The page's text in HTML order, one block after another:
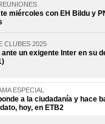
miércoles con EH Bildu y
CLUBES 2025
un exigente Inter en su
ESPECIAL
a la ciudadanía y hace
hoy, en ETB2